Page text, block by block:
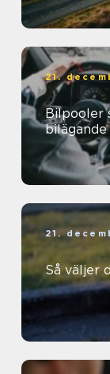
21.
Bilpooler
bilägande
21.
Så väljer